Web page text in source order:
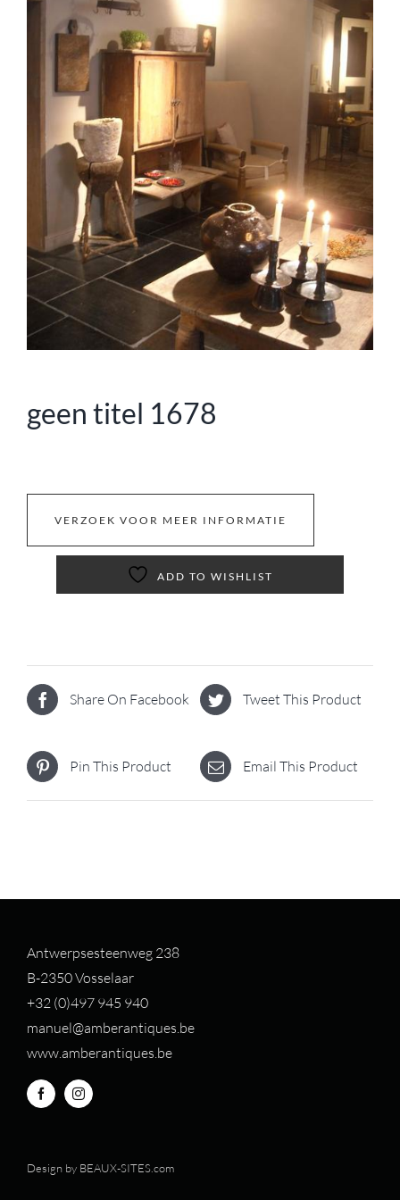
geen titel 1678
VERZOEK VOOR MEER INFORMATIE
ADD TO WISHLIST
Share On Facebook Tweet This Product
Pin This Product Email This Product
Antwerpsesteenweg 238
B-2350 Vosselaar
+32 (0)497 945 940
manuel@amberantiques.be
www.amberantiques.be
Design by BEAUX-SITES.com